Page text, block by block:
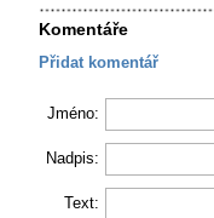
Komentáře
Přidat komentář
Jméno:
Nadpis:
Text: